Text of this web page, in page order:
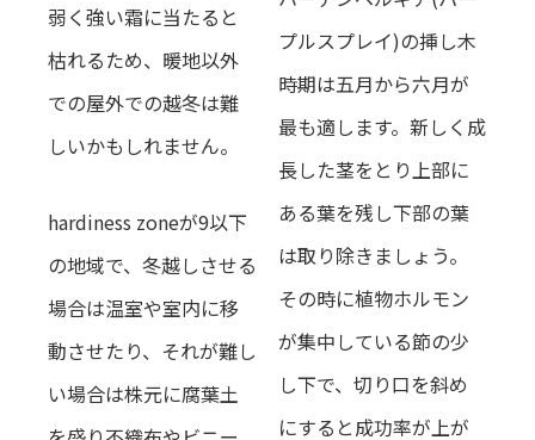
弱く強い霜に当たると
枯れるため、暖地以外
での屋外での越冬は難
しいかもしれません。
hardiness zoneが9以下
の地域で、冬越しさせる
場合は温室や室内に移
動させたり、それが難し
い場合は株元に腐葉土
プルスプレイ)の挿し木
時期は五月から六月が
最も適します。新しく成
長した茎をとり上部に
ある葉を残し下部の葉
は取り除きましょう。
その時に植物ホルモン
が集中している節の少
し下で、切り口を斜め
にすると成功率が上が